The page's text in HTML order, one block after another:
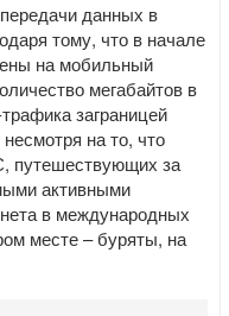
данных в
тому, что в начале
на мобильный
мегабайтов в
заграницей
на то, что
путешествующих за
активными
в международных
месте – буряты, на